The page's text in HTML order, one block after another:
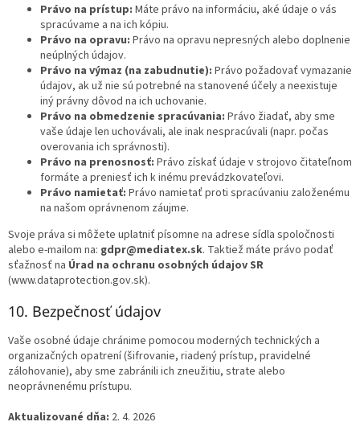
Právo na prístup: Máte právo na informáciu, aké údaje o vás
spracúvame a na ich kópiu.
Právo na opravu: Právo na opravu nepresných alebo doplnenie
neúplných údajov.
Právo na výmaz (na zabudnutie): Právo požadovať vymazanie
údajov, ak už nie sú potrebné na stanovené účely a neexistuje
iný právny dôvod na ich uchovanie.
Právo na obmedzenie spracúvania: Právo žiadať, aby sme
vaše údaje len uchovávali, ale inak nespracúvali (napr. počas
overovania ich správnosti).
Právo na prenosnosť: Právo získať údaje v strojovo čitateľnom
formáte a preniesť ich k inému prevádzkovateľovi.
Právo namietať: Právo namietať proti spracúvaniu založenému
na našom oprávnenom záujme.
Svoje práva si môžete uplatniť písomne na adrese sídla spoločnosti
alebo e-mailom na: gdpr@mediatex.sk. Taktiež máte právo podať
sťažnosť na Úrad na ochranu osobných údajov SR
(www.dataprotection.gov.sk).
10. Bezpečnosť údajov
Vaše osobné údaje chránime pomocou moderných technických a
organizačných opatrení (šifrovanie, riadený prístup, pravidelné
zálohovanie), aby sme zabránili ich zneužitiu, strate alebo
neoprávnenému prístupu.
Aktualizované dňa: 2. 4. 2026